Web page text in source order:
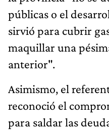
públicas o el
sirvió para cubrir
maquillar una
anterior".
Asimismo, el
reconoció el
para saldar las